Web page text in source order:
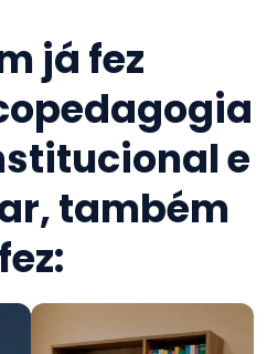
já fez
e
, também
fez: